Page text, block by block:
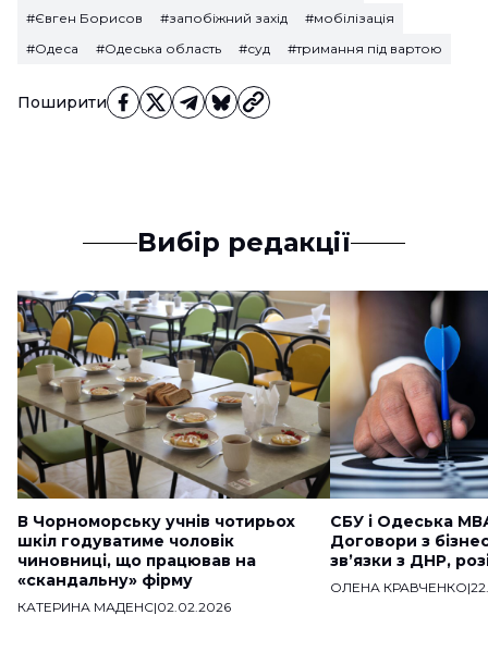
Поширити
#Євген Борисов
#запобіжний захід
#мобілізація
#Одеса
#Одеська область #суд #тримання під вартою
Вибір редакції
В Чорноморську учнів чотирьох
шкіл годуватиме чоловік
чиновниці, що працював на
«скандальну» фірму
КАТЕРИНА МАДЕНС|02.02.2026
СБУ і Одеська
Договори з
звʼязки з ДНР,
ОЛЕНА КРАВЧЕНКО|